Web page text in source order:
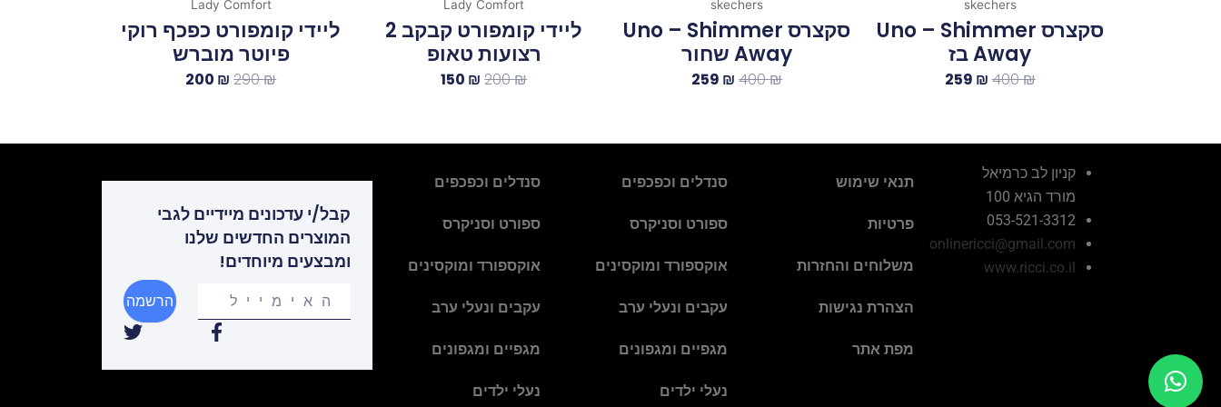
skechers
סקצרס Uno – Shimmer
Away בז
400₪
259 ₪
skechers
סקצרס Uno – Shimmer
Away שחור
400₪
259 ₪
Lady Comfort
ליידי קומפורט קבקב 2
רצועות טאופ
200₪
150 ₪
Lady Comfort
ליידי קומפורט כפכף רוקי
פיוטר מוברש
290₪
200 ₪
קניון לב כרמיאל
מורד הגיא 100
053-521-3312
onlinericci@gmail.com
www.ricci.co.il
תנאי שימוש
פרטיות
משלוחים והחזרות
הצהרת נגישות
מפת אתר
סנדלים וכפכפים
ספורט וסניקרס
אוקספורד ומוקסינים
עקבים ונעלי ערב
מגפיים ומגפונים
נעלי ילדים
סנדלים וכפכפים
ספורט וסניקרס
אוקספורד ומוקסינים
עקבים ונעלי ערב
מגפיים ומגפונים
נעלי ילדים
קבל/י עדכונים מיידיים לגבי
המוצרים החדשים שלנו
ומבצעים מיוחדים!
email
הרשמה
F
c
T
i